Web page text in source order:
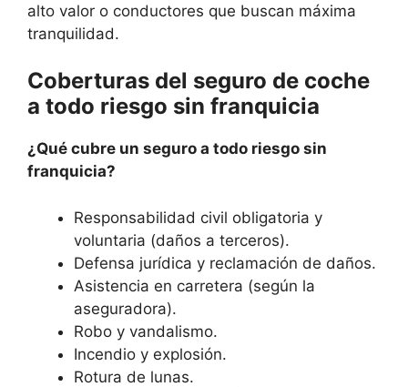
alto valor o conductores que buscan máxima
tranquilidad.
Coberturas del seguro de coche
a todo riesgo sin franquicia
¿Qué cubre un seguro a todo riesgo sin
franquicia?
Responsabilidad civil obligatoria y
voluntaria (daños a terceros).
Defensa jurídica y reclamación de daños.
Asistencia en carretera (según la
aseguradora).
Robo y vandalismo.
Incendio y explosión.
Rotura de lunas.